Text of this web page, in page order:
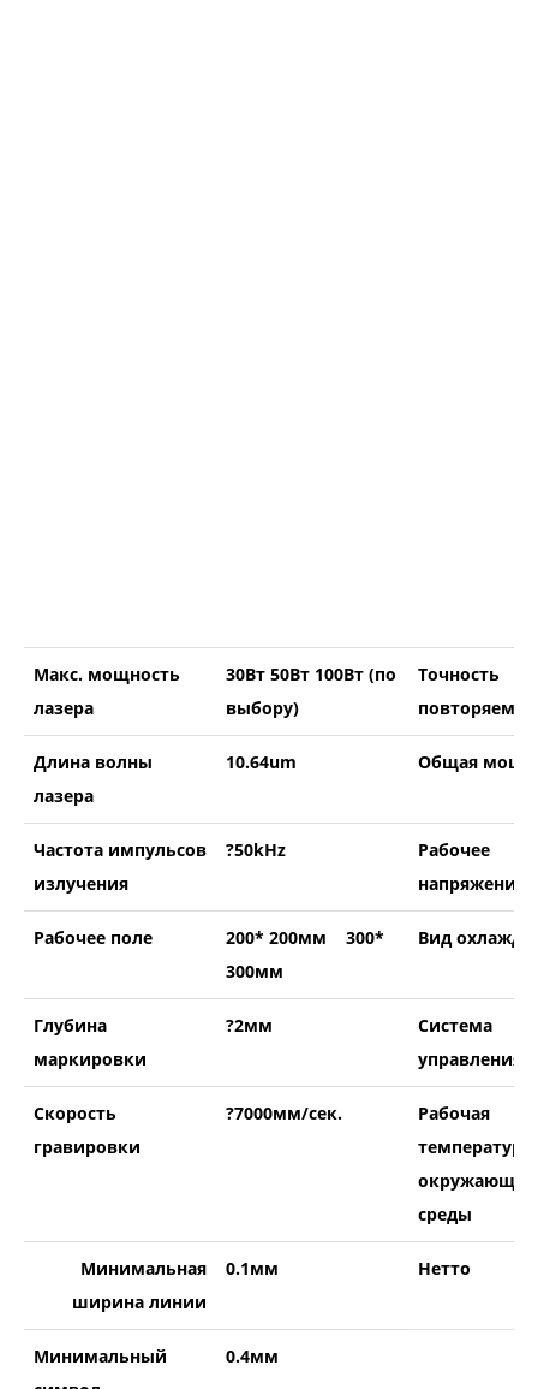
Макс. мощность
лазера
30Вт 50Вт 100Вт (по
выбору)
Точность
Длина волны
лазера
10.64um Общая
Частота импульсов
излучения
?50kHz
Рабочее
напряжение
Рабочее поле
200* 200мм 300*
300мм
Вид
Глубина
маркировки
?2мм
Система
управления
Скорость
гравировки
?7000мм/сек.
Рабочая
температура
окружающей
среды
Минимальная
ширина линии
0.1мм Нетто
Минимальный
0.4мм